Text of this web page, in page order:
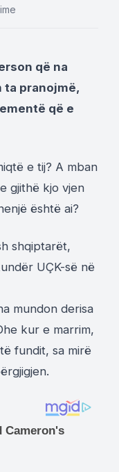
që na
ta pranojmë,
që e
e tij? A mban
gjithë kjo vjen
është ai?
shqiptarët,
UÇK-së në
mundon derisa
kur e marrim,
fundit, sa mirë